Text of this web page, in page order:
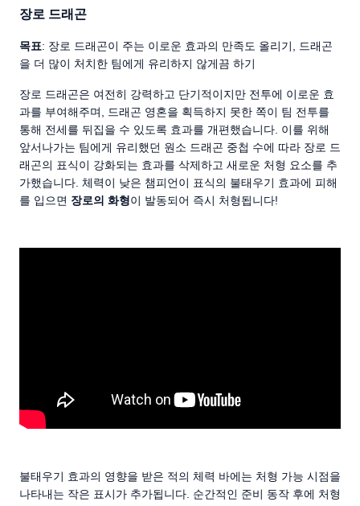
장로 드래곤
목표: 장로 드래곤이 주는 이로운 효과의 만족도 올리기, 드래곤
을 더 많이 처치한 팀에게 유리하지 않게끔 하기
장로 드래곤은 여전히 강력하고 단기적이지만 전투에 이로운 효
과를 부여해주며, 드래곤 영혼을 획득하지 못한 쪽이 팀 전투를
통해 전세를 뒤집을 수 있도록 효과를 개편했습니다. 이를 위해
앞서나가는 팀에게 유리했던 원소 드래곤 중첩 수에 따라 장로 드
래곤의 표식이 강화되는 효과를 삭제하고 새로운 처형 요소를 추
가했습니다. 체력이 낮은 챔피언이 표식의 불태우기 효과에 피해
를 입으면 장로의 화형이 발동되어 즉시 처형됩니다!
불태우기 효과의 영향을 받은 적의 체력 바에는 처형 가능 시점을
나타내는 작은 표시가 추가됩니다. 순간적인 준비 동작 후에 처형